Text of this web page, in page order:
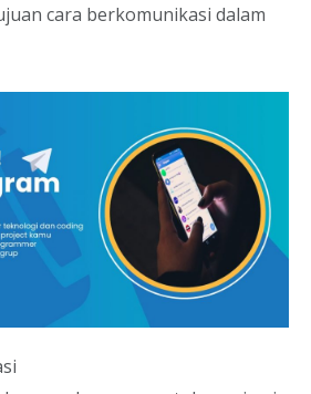
cara berkomunikasi dalam